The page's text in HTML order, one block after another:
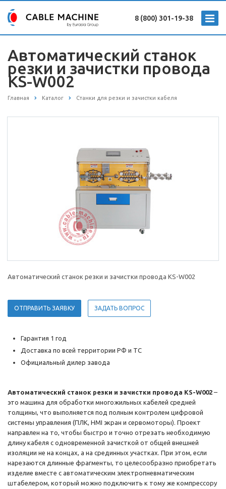
8 (800) 301-19-38
Автоматический станок
резки и зачистки провода
KS-W002
Главная Каталог Станки для резки и зачистки кабеля
Автоматический станок резки и зачистки провода KS-W002
ОТПРАВИТЬ ЗАЯВКУ ЗАДАТЬ ВОПРОС
Гарантия 1 год
Доставка по всей территории РФ и ТС
Официальный дилер завода
Автоматический станок резки и зачистки провода KS-W002 –
это машина для обработки многожильных кабелей средней
толщины, что выполняется под полным контролем цифровой
системы управления (ПЛК, HMI экран и сервомоторы). Проект
направлен на то, чтобы быстро и точно отрезать необходимую
длину кабеля с одновременной зачисткой от общей внешней
изоляции не на концах, а на срединных участках. При этом, если
нарезаются длинные фрагменты, то целесообразно приобретать
изделие вместе с автоматическим электропневматическим
штабелером, который можно подключить к тому же компрессору